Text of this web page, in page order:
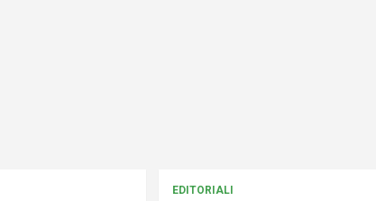
EDITORIALI